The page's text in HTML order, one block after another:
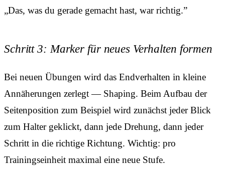
„Das, was du gerade gemacht hast, war richtig.”
Schritt 3: Marker für neues Verhalten formen
Bei neuen Übungen wird das Endverhalten in kleine
Annäherungen zerlegt — Shaping. Beim Aufbau der
Seitenposition zum Beispiel wird zunächst jeder Blick
zum Halter geklickt, dann jede Drehung, dann jeder
Schritt in die richtige Richtung. Wichtig: pro
Trainingseinheit maximal eine neue Stufe.